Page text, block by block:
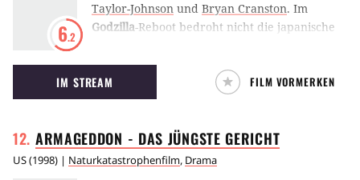
Organismus erforschen, bevor dieser auf der
ganzen Welt verheerendes Unheil anrichtet.
6.2
Taylor-Johnson und Bryan Cranston. Im
Godzilla-Reboot bedroht nicht die japanische
anderes Wesen mit Heißhunger auf
Radioaktivität.
IM STREAM FILM VORMERKEN
ARMAGEDDON - DAS JÜNGSTEGERICHT
US(1998) | Naturkatastrophenfilm, Drama